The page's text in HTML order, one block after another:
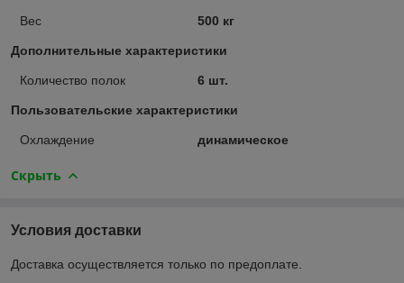
Вес
500 кг
Дополнительные характеристики
Количество полок 6 шт.
Пользовательские характеристики
Охлаждение динамическое
Скрыть
Условия доставки
Доставка осуществляется только по предоплате.